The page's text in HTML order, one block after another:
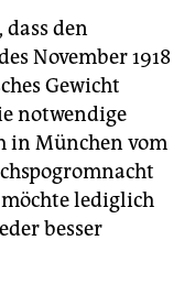
den
November 1918
Gewicht
notwendige
in München vom
möchte lediglich
besser